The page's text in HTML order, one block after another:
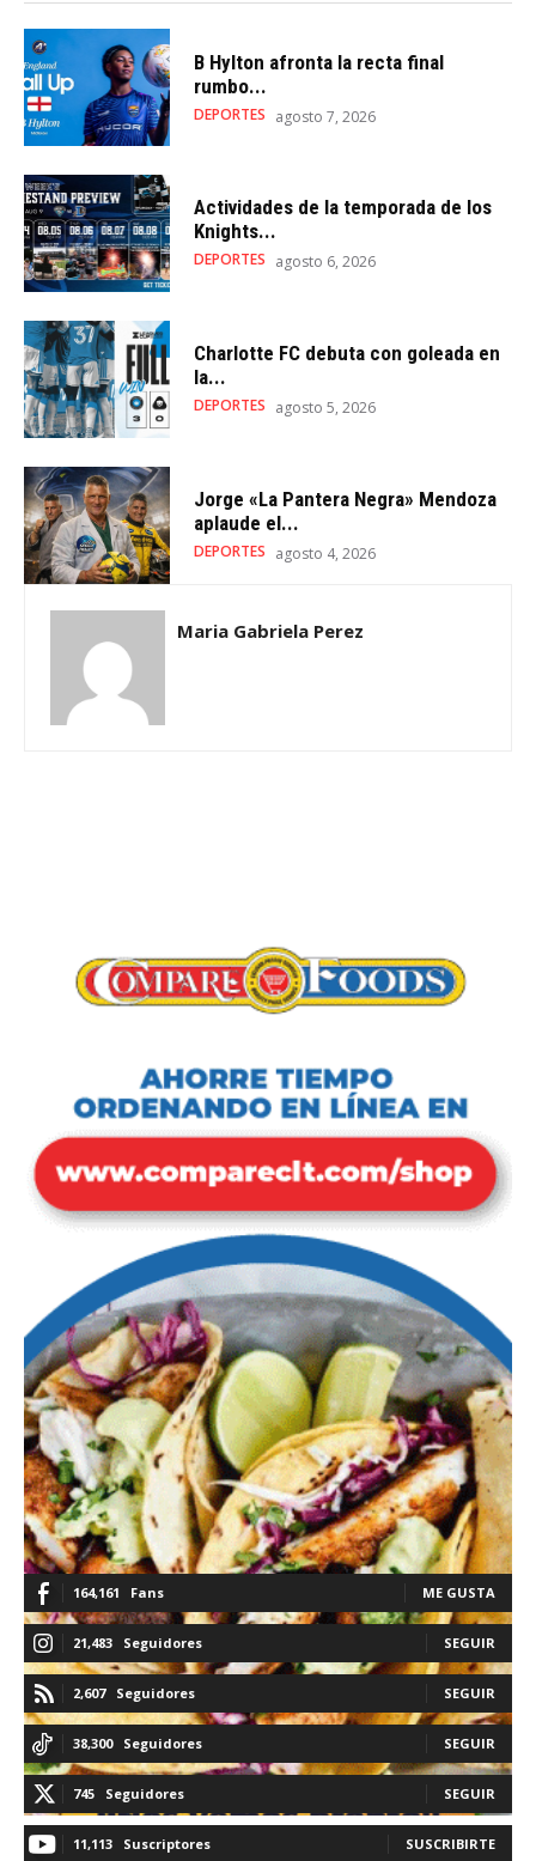
B Hylton afronta la recta final
rumbo...
DEPORTES agosto 7, 2026
Actividades de la temporada de los
Knights...
DEPORTES agosto 6, 2026
Charlotte FC debuta con goleada en
la...
DEPORTES agosto 5, 2026
Jorge «La Pantera Negra» Mendoza
aplaude el...
DEPORTES agosto 4, 2026
Maria Gabriela Perez
164,161 Fans ME GUSTA
21,483 Seguidores SEGUIR
2,607 Seguidores SEGUIR
38,300 Seguidores SEGUIR
745 Seguidores SEGUIR
11,113 Suscriptores SUSCRIBIRTE